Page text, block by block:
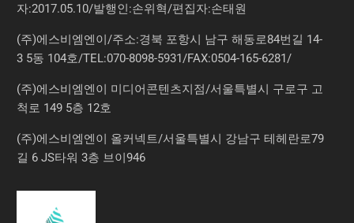
자:2017.05.10/발행인:손위혁/편집자:손태원
(주)에스비엠엔이/주소:경북 포항시 남구 해동로84번길 14-
3 5동 104호/TEL:070-8098-5931/FAX:0504-165-6281/
(주)에스비엠엔이 미디어콘텐츠지점/서울특별시 구로구 고
척로 149 5층 12호
(주)에스비엠엔이 올커넥트/서울특별시 강남구 테헤란로79
길 6 JS타워 3층 브이946